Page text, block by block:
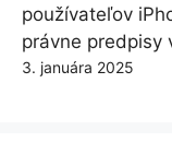
používateľov
právne predpisy
3. januára 2025